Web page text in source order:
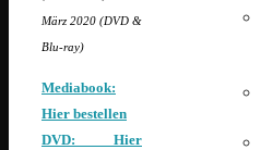
März 2020 (DVD &
Blu-ray)
Mediabook:
Hier bestellen
DVD: Hier